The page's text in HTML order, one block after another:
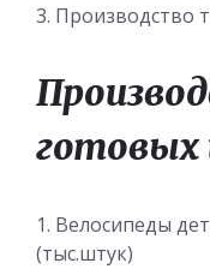
Производство
готовых
Велосипеды
(тыс.штук)